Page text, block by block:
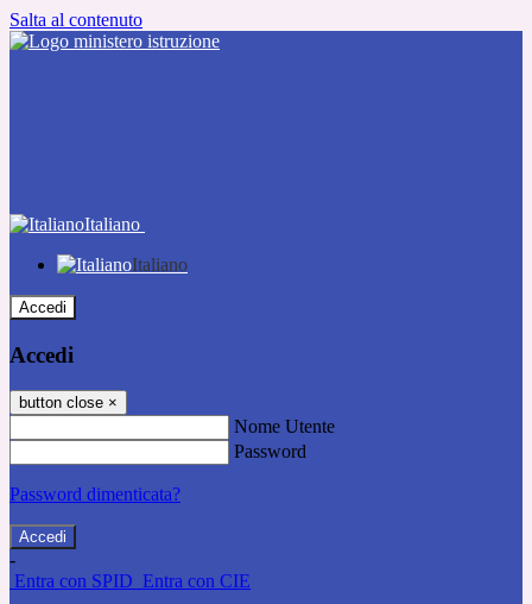
Salta al contenuto
Italiano
Italiano
Accedi
Accedi
button close ×
Nome Utente
Password
Password dimenticata?
-
Entra con SPID Entra con CIE